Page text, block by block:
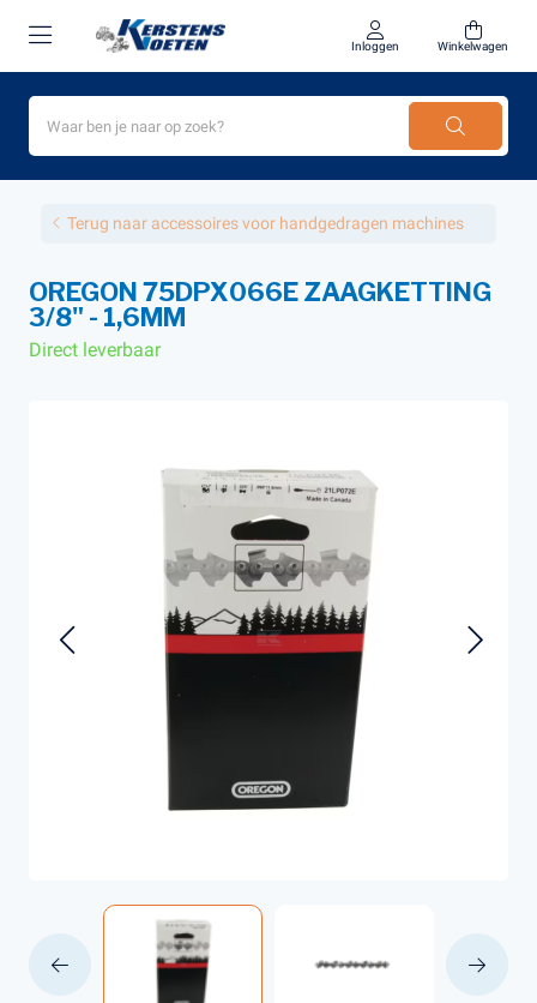
Inloggen Winkelwagen
Terug naar accessoires voor handgedragen machines
OREGON 75DPX066E ZAAGKETTING
3/8" - 1,6MM
Direct leverbaar